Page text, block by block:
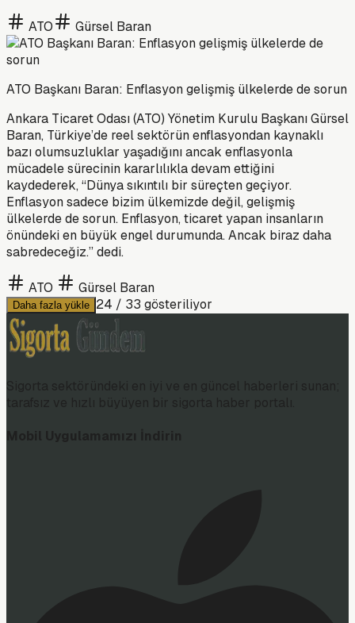
ATO Gürsel Baran
ATO Başkanı Baran: Enflasyon gelişmiş ülkelerde de sorun
Ankara Ticaret Odası (ATO) Yönetim Kurulu Başkanı Gürsel
Baran, Türkiye’de reel sektörün enflasyondan kaynaklı
bazı olumsuzluklar yaşadığını ancak enflasyonla
mücadele sürecinin kararlılıkla devam ettiğini
kaydederek, “Dünya sıkıntılı bir süreçten geçiyor.
Enflasyon sadece bizim ülkemizde değil, gelişmiş
ülkelerde de sorun. Enflasyon, ticaret yapan insanların
önündeki en büyük engel durumunda. Ancak biraz daha
sabredeceğiz.” dedi.
ATO Gürsel Baran
Daha fazla yükle 24 / 33 gösteriliyor